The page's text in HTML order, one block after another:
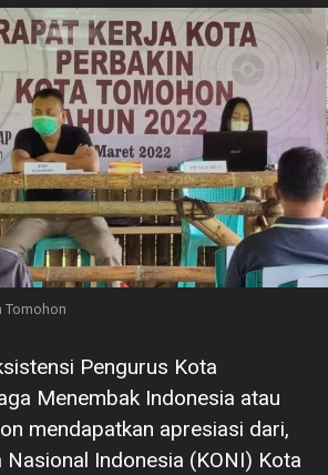
Tomohon
Pengurus Kota
Menembak Indonesia atau
mendapatkan apresiasi dari,
Nasional Indonesia (KONI) Kota